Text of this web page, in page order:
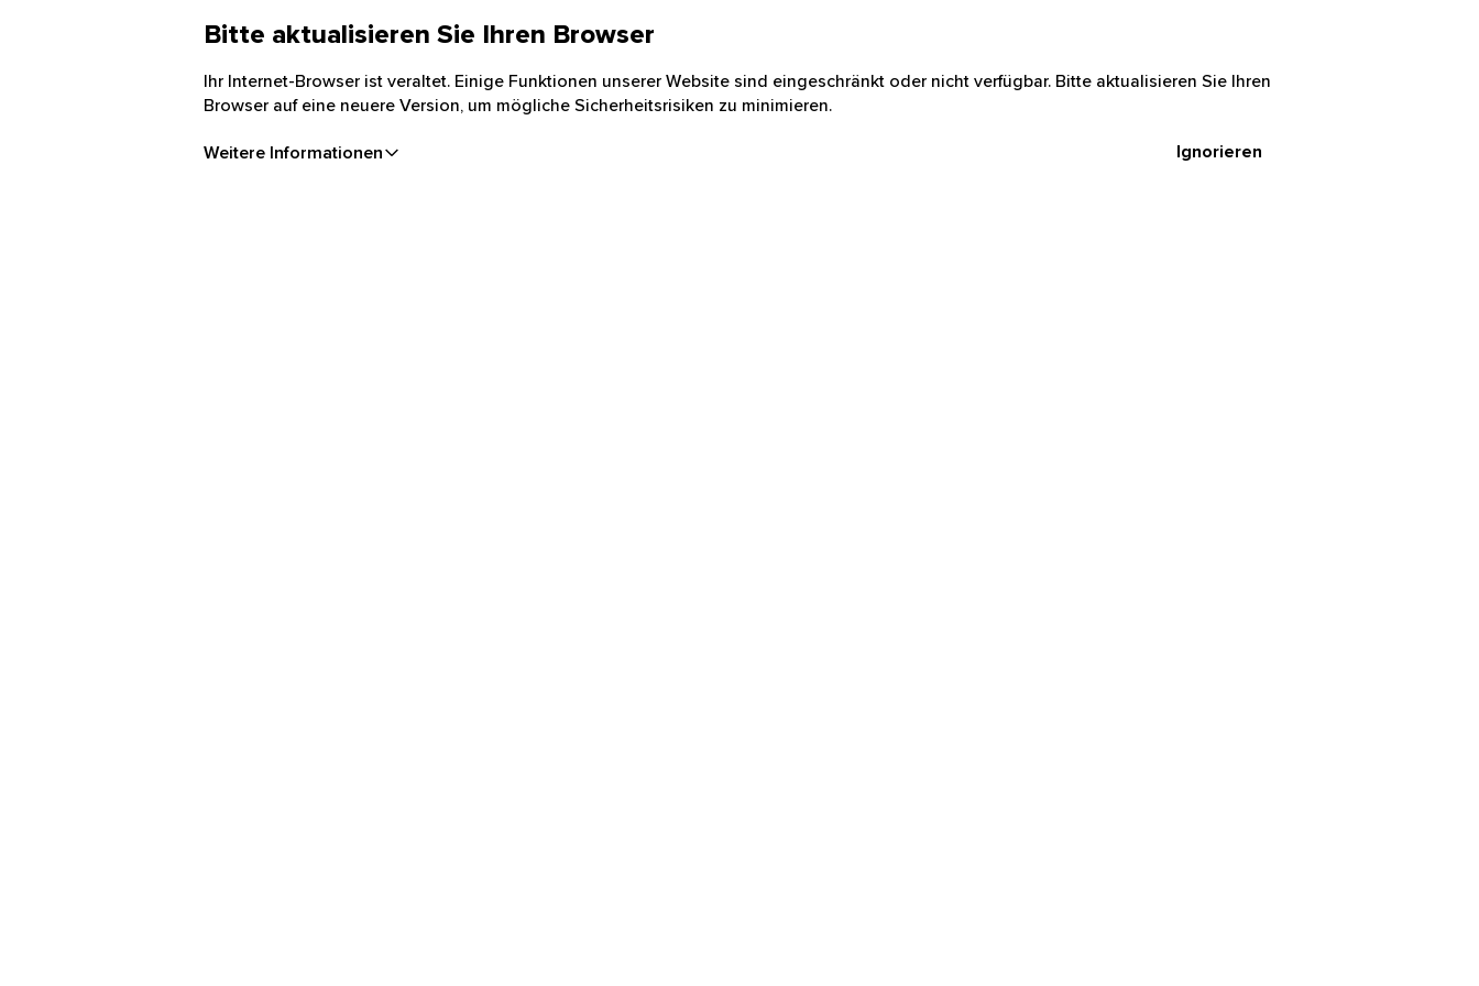
Bitte aktualisieren Sie Ihren Browser
Ihr Internet-Browser ist veraltet. Einige Funktionen unserer Website sind eingeschränkt oder nicht verfügbar. Bitte aktualisieren Sie Ihren
Browser auf eine neuere Version, um mögliche Sicherheitsrisiken zu minimieren.
Weitere Informationen Ignorieren